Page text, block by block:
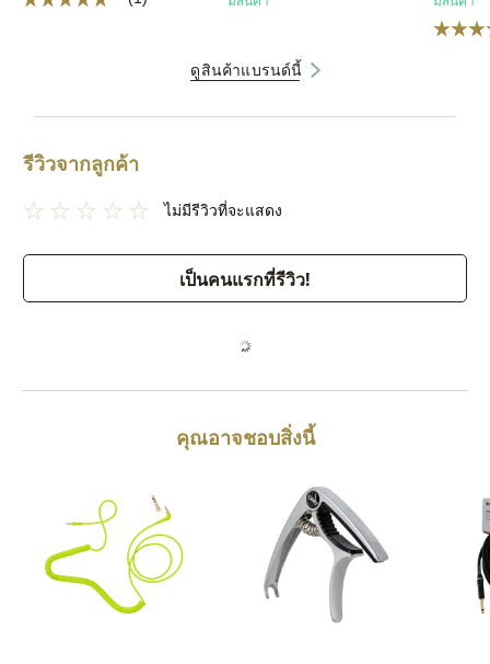
ดูสินค้าแบรนด์นี้
รีวิวจากลูกค้า
ไม่มีรีวิวที่จะแสดง
เป็นคนแรกที่รีวิว!
คุณอาจชอบสิ่งนี้